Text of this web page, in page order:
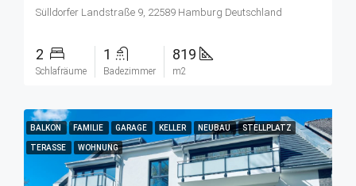
Sülldorfer Landstraße 9, 22589 Hamburg Deutschland
2
Schlafräume
1
Badezimmer
819
m2
BALKON FAMILIE GARAGE KELLER NEUBAU STELLPLATZ
TERASSE WOHNUNG